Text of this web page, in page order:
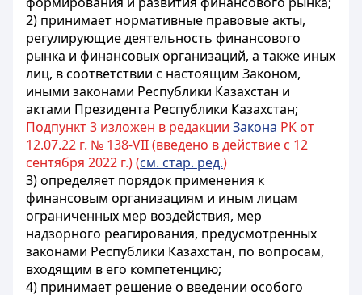
2) принимает нормативные правовые акты,
регулирующие деятельность финансового
рынка и финансовых организаций, а также иных
лиц, в соответствии с настоящим Законом,
иными законами Республики Казахстан и
актами Президента Республики Казахстан;
Подпункт 3 изложен в редакции Закона РК от
12.07.22 г. № 138-VII (введено в действие с 12
сентября 2022 г.) (см. стар. ред.)
3) определяет порядок применения к
финансовым организациям и иным лицам
ограниченных мер воздействия, мер
надзорного реагирования, предусмотренных
законами Республики Казахстан, по вопросам,
входящим в его компетенцию;
4) принимает решение о введении особого